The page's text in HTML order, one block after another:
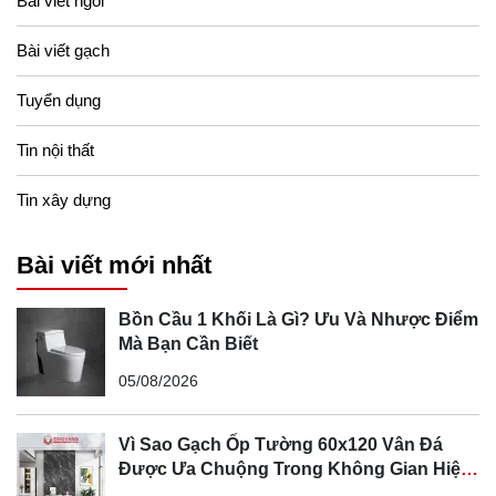
Công nghệ Fresh Ion
nghiên cứu và phát triển. Công nghệ này khi ốp lát vào
tường, nền thì bề mặt gạch sẽ sản sinh ra các Ion âm, các
Bài viết gạch
Tuyển dụng
Tin nội thất
Tin xây dựng
Bài viết mới nhất
Bồn Cầu 1 Khối Là Gì? Ưu Và Nhược Điểm
Mà Bạn Cần Biết
05/08/2026
Vì Sao Gạch Ốp Tường 60x120 Vân Đá
Được Ưa Chuộng Trong Không Gian Hiện